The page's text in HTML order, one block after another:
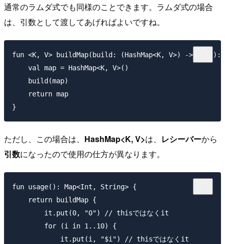
通常のラムダ式でも同様のことできます。ラムダ式の場合
は、引数として渡してあげればよいですね。
fun <K, V> buildMap(build: (HashMap<K, V>) -> Unit):
    val map = HashMap<K, V>()
    build(map)
    return map
ただし、この場合は、 HashMap<K, V>は、 レシーバーから
引数になったので使用の仕方が異なります。
fun usage(): Map<Int, String> {
    return buildMap {
        it.put(0, "0") // thisではなくit
        for (i in 1..10) {
            it.put(i, "$i") // thisではなくit